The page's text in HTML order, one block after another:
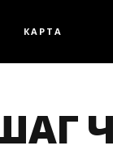
КАРТА